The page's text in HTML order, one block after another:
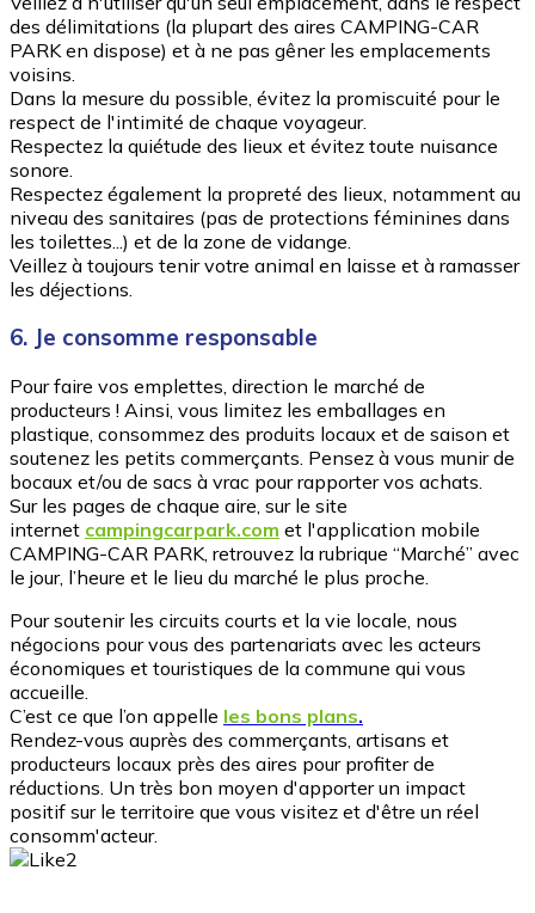
des délimitations (la plupart des aires CAMPING-CAR
PARK en dispose) et à ne pas gêner les emplacements
voisins.
Dans la mesure du possible, évitez la promiscuité pour le
respect de l'intimité de chaque voyageur.
Respectez la quiétude des lieux et évitez toute nuisance
sonore.
Respectez également la propreté des lieux, notamment au
niveau des sanitaires (pas de protections féminines dans
les toilettes...) et de la zone de vidange.
Veillez à toujours tenir votre animal en laisse et à ramasser
les déjections.
6. Je consomme responsable
Pour faire vos emplettes, direction le marché de
producteurs ! Ainsi, vous limitez les emballages en
plastique, consommez des produits locaux et de saison et
soutenez les petits commerçants. Pensez à vous munir de
bocaux et/ou de sacs à vrac pour rapporter vos achats.
Sur les pages de chaque aire, sur le site
internet campingcarpark.com et l'application mobile
CAMPING-CAR PARK, retrouvez la rubrique “Marché” avec
le jour, l’heure et le lieu du marché le plus proche.
Pour soutenir les circuits courts et la vie locale, nous
négocions pour vous des partenariats avec les acteurs
économiques et touristiques de la commune qui vous
accueille.
C’est ce que l’on appelle les bons plans.
Rendez-vous auprès des commerçants, artisans et
producteurs locaux près des aires pour profiter de
réductions. Un très bon moyen d'apporter un impact
positif sur le territoire que vous visitez et d'être un réel
consomm'acteur.